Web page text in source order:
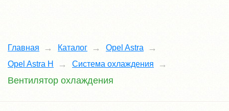
Главная Каталог
Opel Astra
Opel Astra H
Система охлаждения
Вентилятор охлаждения